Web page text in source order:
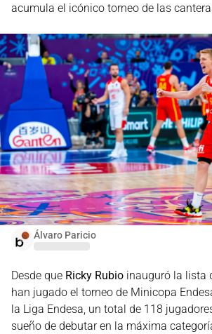
acumula el icónico torneo de las
Álvaro Paricio
Desde que Ricky Rubio inauguró la lista
han jugado el torneo de Minicopa
la Liga Endesa, un total de 118
sueño de debutar en la máxima